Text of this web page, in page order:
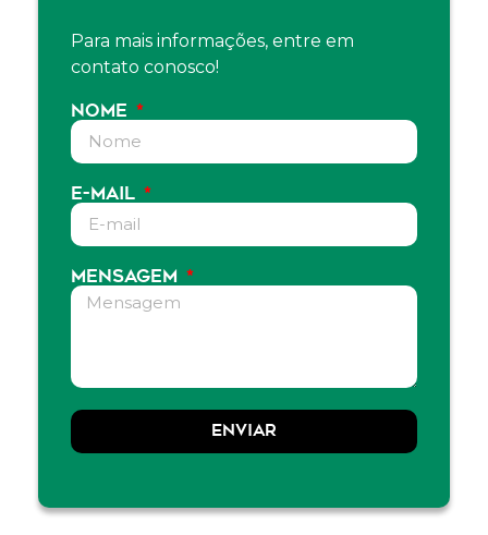
Para mais informações, entre em
contato conosco!
NOME
E-MAIL
MENSAGEM
ENVIAR